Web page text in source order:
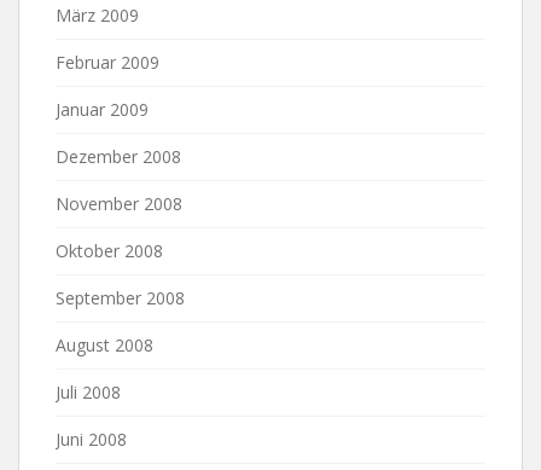
März 2009
Februar 2009
Januar 2009
Dezember 2008
November 2008
Oktober 2008
September 2008
August 2008
Juli 2008
Juni 2008